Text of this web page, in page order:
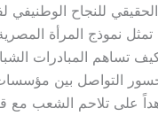
للنجاح
نموذج المرأة
التواصل بين
احتفالية عيد